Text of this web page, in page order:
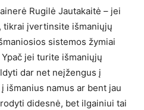
Rugilė Jautakaitė – jei
tikrai įvertinsite išmaniųjų
sistemos žymiai
jei turite išmaniųjų
dar net neįžengus į
išmanius namus ar bent jau
didesnė, bet ilgainiui tai